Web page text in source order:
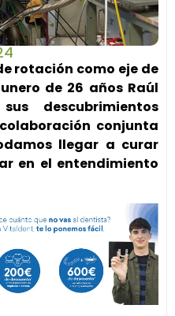
rotación como eje de
de 26 años Raúl
descubrimientos
conjunta
llegar a curar
en el entendimiento